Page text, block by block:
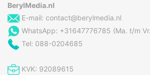
BerylMedia.nl
E-mail: contact@berylmedia.nl
WhatsApp: +31647776785 (Ma. t/m
Tel: 088-0204685
KVK: 92089615